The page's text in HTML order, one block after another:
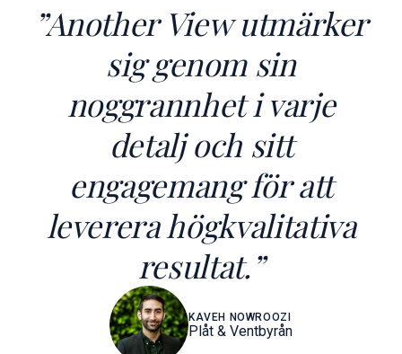
”Another View utmärker
sig genom sin
noggrannhet i varje
detalj och sitt
engagemang för att
leverera högkvalitativa
resultat.”
KAVEH NOWROOZI
Plåt & Ventbyrån